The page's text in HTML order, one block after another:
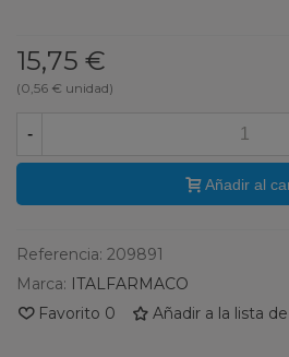
15,75 €
(0,56 € unidad)
-
Añadir al
Referencia: 209891
Marca: ITALFARMACO
Favorito 0 Añadir a la lista